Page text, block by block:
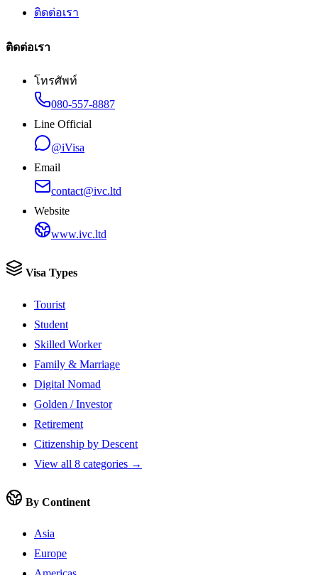
ติดต่อเรา
ติดต่อเรา
โทรศัพท์
080-557-8887
Line Official
@iVisa
Email
contact@ivc.ltd
Website
www.ivc.ltd
Visa Types
Tourist
Student
Skilled Worker
Family & Marriage
Digital Nomad
Golden / Investor
Retirement
Citizenship by Descent
View all 8 categories →
By Continent
Asia
Europe